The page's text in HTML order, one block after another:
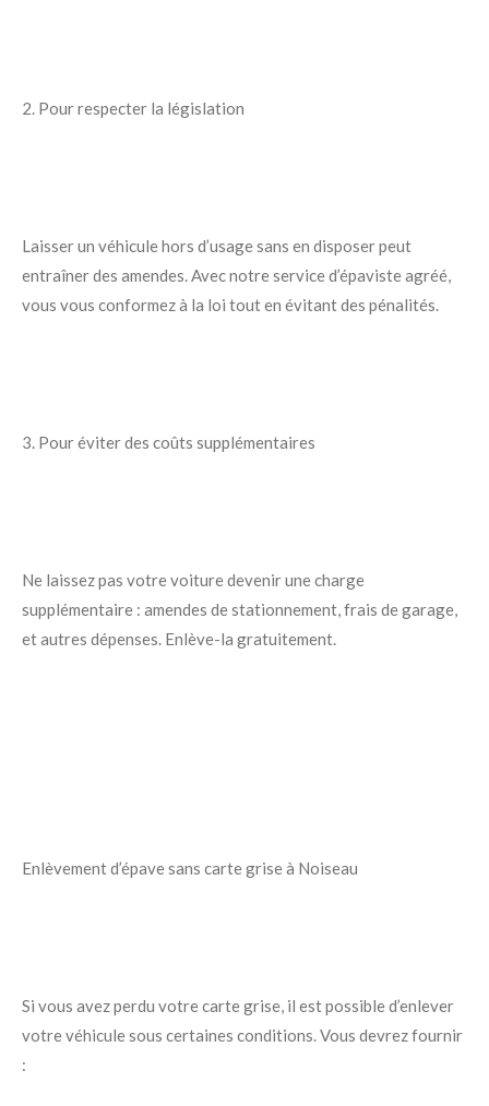
2. Pour respecter la législation
Laisser un véhicule hors d’usage sans en disposer peut
entraîner des amendes. Avec notre service d’épaviste agréé,
vous vous conformez à la loi tout en évitant des pénalités.
3. Pour éviter des coûts supplémentaires
Ne laissez pas votre voiture devenir une charge
supplémentaire : amendes de stationnement, frais de garage,
et autres dépenses. Enlève-la gratuitement.
Enlèvement d’épave sans carte grise à Noiseau
Si vous avez perdu votre carte grise, il est possible d’enlever
votre véhicule sous certaines conditions. Vous devrez fournir
: